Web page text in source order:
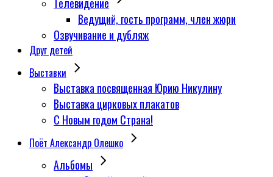
Ведущий, гость программ, член жюри
Озвучивание и дубляж
Друг детей
Выставки
Выставка посвященная Юрию Никулину
Выставка цирковых плакатов
С Новым годом Страна!
Поёт Александр Олешко
Альбомы